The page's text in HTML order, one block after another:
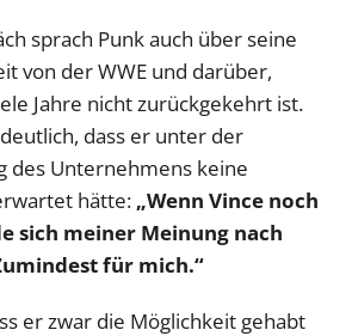
sprach Punk auch über seine
von der WWE und darüber,
Jahre nicht zurückgekehrt ist.
dass er unter der
des Unternehmens keine
hätte: „Wenn Vince noch
sich meiner Meinung nach
für mich.“
er zwar die Möglichkeit gehabt